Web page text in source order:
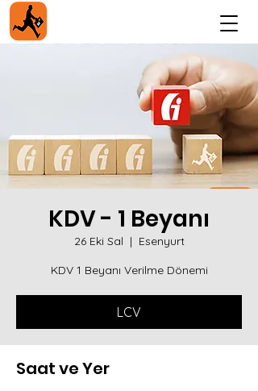
KDV - 1 Beyanı
26 Eki Sal
  |
Esenyurt
KDV 1 Beyanı Verilme Dönemi
LCV
Saat ve Yer